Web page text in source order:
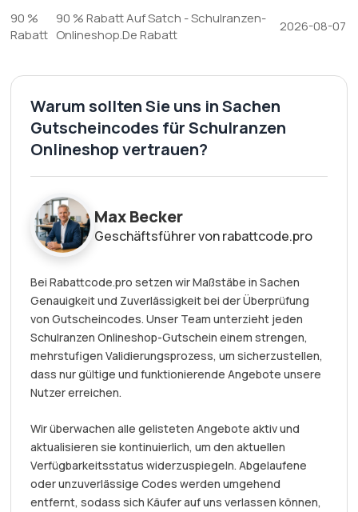
90 %
Rabatt
90 % Rabatt Auf Satch - Schulranzen-
Onlineshop.De Rabatt
2026-08-07
Warum sollten Sie uns in Sachen
Gutscheincodes für Schulranzen
Onlineshop vertrauen?
Max Becker
Geschäftsführer von rabattcode.pro
Bei Rabattcode.pro setzen wir Maßstäbe in Sachen
Genauigkeit und Zuverlässigkeit bei der Überprüfung
von Gutscheincodes. Unser Team unterzieht jeden
Schulranzen Onlineshop-Gutschein einem strengen,
mehrstufigen Validierungsprozess, um sicherzustellen,
dass nur gültige und funktionierende Angebote unsere
Nutzer erreichen.
Wir überwachen alle gelisteten Angebote aktiv und
aktualisieren sie kontinuierlich, um den aktuellen
Verfügbarkeitsstatus widerzuspiegeln. Abgelaufene
oder unzuverlässige Codes werden umgehend
entfernt, sodass sich Käufer auf uns verlassen können,